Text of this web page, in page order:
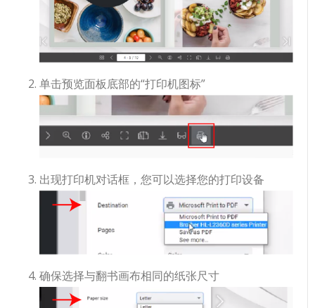
单击预览面板底部的“打印机图标”
出现打印机对话框，您可以选择您的打印设备
确保选择与翻书画布相同的纸张尺寸